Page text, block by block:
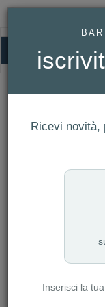
HOMEPAGE
GIOVANNI RASPINI -
Lapislazzuli
Ricevi novità,
Inserisci la